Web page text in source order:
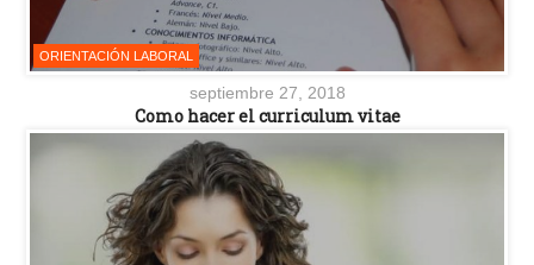
ORIENTACIÓN LABORAL
septiembre 27, 2018
Como hacer el curriculum vitae